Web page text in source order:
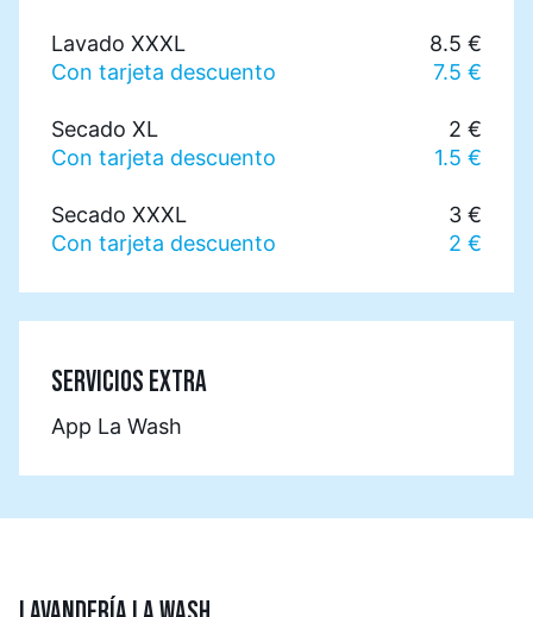
Lavado XXXL
8.5 €
Con tarjeta descuento
7.5 €
Secado XL
2 €
Con tarjeta descuento
1.5 €
Secado XXXL
3 €
Con tarjeta descuento
2 €
SERVICIOS EXTRA
App La Wash